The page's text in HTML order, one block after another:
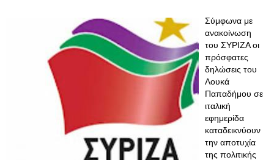
Σύμφωνα με
ανακοίνωση
του ΣΥΡΙΖΑ οι
πρόσφατες
δηλώσεις του
Λουκά
Παπαδήμου σε
ιταλική
εφημερίδα
καταδεικνύουν
την αποτυχία
της πολιτικής